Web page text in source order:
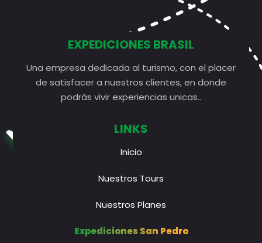
EXPEDICIONES BRASIL
Una empresa dedicada al turismo, con el placer
de satisfacer a nuestros clientes, en donde
podrás vivir experiencias unicas..
LINKS
Inicio
Nuestros Tours
Nuestros Planes
Expediciones San Pedro